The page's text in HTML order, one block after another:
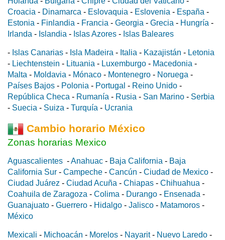
Croacia - Dinamarca - Eslovaquia - Eslovenia - España -
Estonia - Finlandia - Francia - Georgia - Grecia - Hungría -
Irlanda - Islandia - Islas Azores - Islas Baleares
- Islas Canarias - Isla Madeira - Italia - Kazajistán - Letonia
- Liechtenstein - Lituania - Luxemburgo - Macedonia -
Malta - Moldavia - Mónaco - Montenegro - Noruega -
Países Bajos - Polonia - Portugal - Reino Unido -
República Checa - Rumanía - Rusia - San Marino - Serbia
- Suecia - Suiza - Turquía - Ucrania
Cambio horario México
Zonas horarias Mexico
Aguascalientes -Anahuac - Baja California - Baja
California Sur - Campeche - Cancún - Ciudad de Mexico -
Ciudad Juárez - Ciudad Acuña - Chiapas - Chihuahua -
Coahuila de Zaragoza - Colima - Durango - Ensenada -
Guanajuato - Guerrero - Hidalgo - Jalisco - Matamoros -
México
Mexicali - Michoacán - Morelos - Nayarit- Nuevo Laredo -